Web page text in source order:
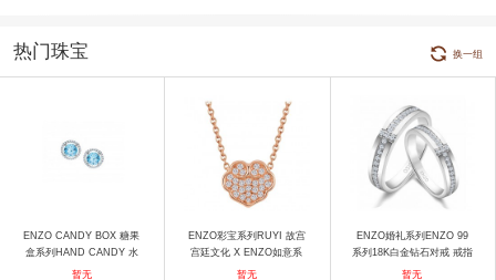
热门珠宝 换一组
ENZO CANDY BOX 糖果
盒系列HAND CANDY 水
果硬糖18K白金镶圆形托帕
暂无
ENZO彩宝系列RUYI 故宫
宫廷文化 X ENZO如意系
列万事如意（18K金镶钻石
暂无
ENZO婚礼系列ENZO 99
系列18K白金钻石对戒 戒指
暂无